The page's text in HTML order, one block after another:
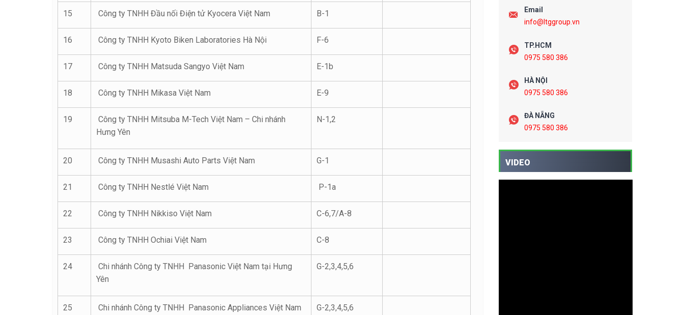
15 Công ty TNHH Đầu nối Điện tử Kyocera Việt Nam B-1
16 Công ty TNHH Kyoto Biken Laboratories Hà Nội F-6
17 Công ty TNHH Matsuda Sangyo Việt Nam E-1b
18 Công ty TNHH Mikasa Việt Nam E-9
19
Công ty TNHH Mitsuba M-Tech Việt Nam – Chi nhánh
Hưng Yên
N-1,2
20 Công ty TNHH Musashi Auto Parts Việt Nam G-1
21 Công ty TNHH Nestlé Việt Nam P-1a
22 Công ty TNHH Nikkiso Việt Nam C-6,7/A-8
23 Công ty TNHH Ochiai Việt Nam C-8
24
Chi nhánh Công ty TNHH Panasonic Việt Nam tại Hưng
Yên
G-2,3,4,5,6
25
Chi nhánh Công ty TNHH Panasonic Appliances Việt Nam
G-2,3,4,5,6
Email
info@ltggroup.vn
TP.HCM
0975 580 386
HÀ NỘI
0975 580 386
ĐÀ NẴNG
0975 580 386
VIDEO